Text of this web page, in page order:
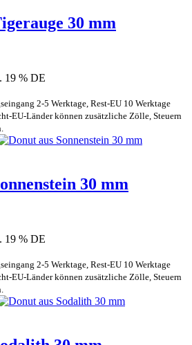
30 mm
19 % DE
2-5 Werktage, Rest-EU 10 Werktage
EU-Länder können zusätzliche Zölle, Steuern
30 mm
19 % DE
2-5 Werktage, Rest-EU 10 Werktage
EU-Länder können zusätzliche Zölle, Steuern